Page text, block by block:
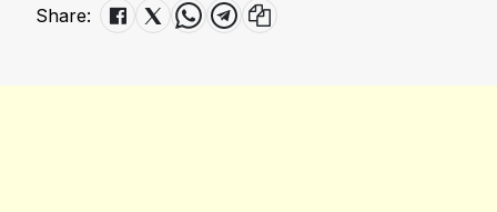
Share: